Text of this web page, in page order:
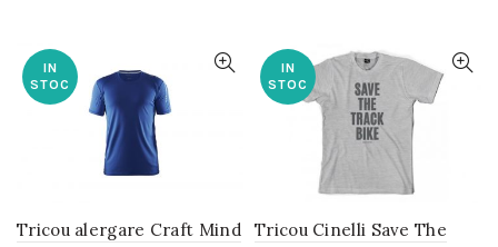
IN
STOC
Tricou alergare Craft Mind
IN
STOC
Tricou Cinelli Save The